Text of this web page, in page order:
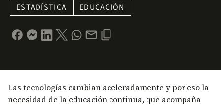
ESTADÍSTICA EDUCACIÓN
Las tecnologías cambian aceleradamente y por eso la
necesidad de la educación continua, que acompaña